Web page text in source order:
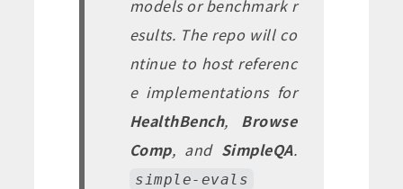
models or benchmark r
esults. The repo will co
ntinue to host referenc
e implementations for
HealthBench, Browse
Comp, and SimpleQA.
simple-evals